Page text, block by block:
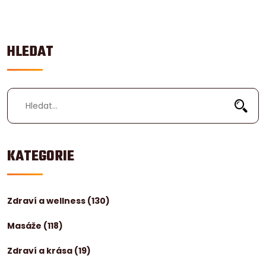
HLEDAT
KATEGORIE
Zdraví a wellness (130)
Masáže (118)
Zdraví a krása (19)